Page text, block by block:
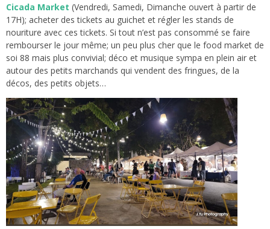
Cicada Market (Vendredi, Samedi, Dimanche ouvert à partir de
17H); acheter des tickets au guichet et régler les stands de
nouriture avec ces tickets. Si tout n’est pas consommé se faire
rembourser le jour même; un peu plus cher que le food market de
soi 88 mais plus convivial; déco et musique sympa en plein air et
autour des petits marchands qui vendent des fringues, de la
décos, des petits objets…